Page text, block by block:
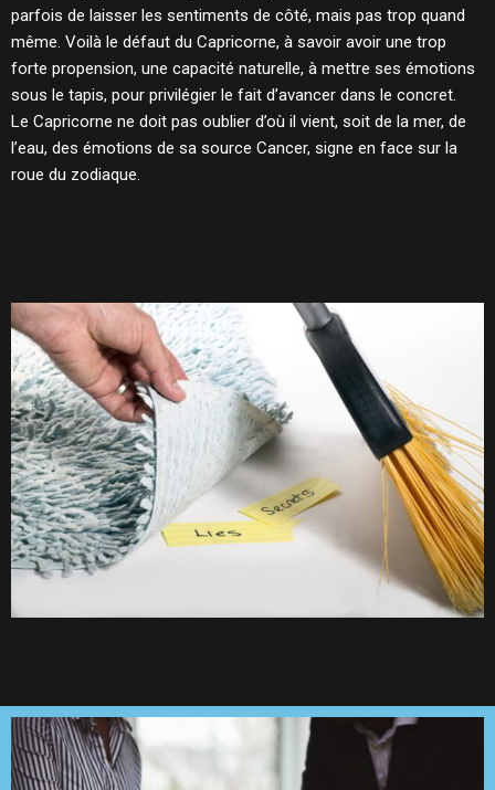
parfois de laisser les sentiments de côté, mais pas trop quand
même. Voilà le défaut du Capricorne, à savoir avoir une trop
forte propension, une capacité naturelle, à mettre ses émotions
sous le tapis, pour privilégier le fait d’avancer dans le concret.
Le Capricorne ne doit pas oublier d’où il vient, soit de la mer, de
l’eau, des émotions de sa source Cancer, signe en face sur la
roue du zodiaque.